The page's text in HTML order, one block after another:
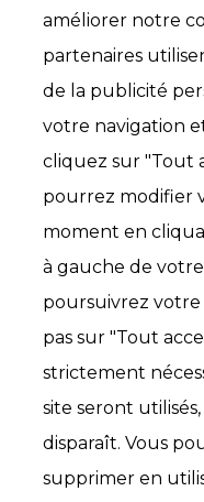
améliorer notre
partenaires
de la publicité
votre navigation
cliquez sur "Tout
pourrez modifier
moment en
à gauche de
poursuivrez votre
pas sur "Tout
strictement
site seront
disparaît. Vous
supprimer en